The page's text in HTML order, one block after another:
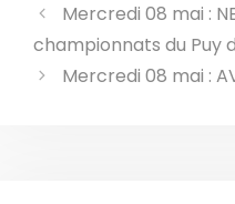
Mercredi 08 mai :
championnats du Puy
Mercredi 08 mai :